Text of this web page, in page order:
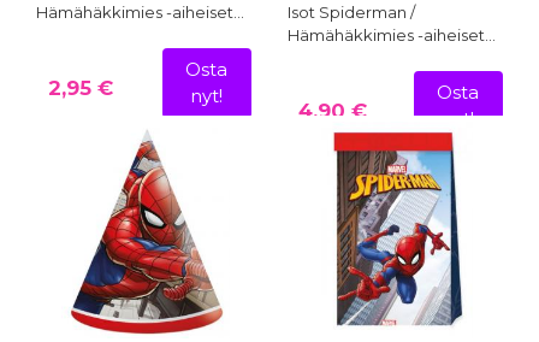
Hämähäkkimies -aiheiset…
2,95 €
Osta
nyt!
Isot Spiderman /
Hämähäkkimies -aiheiset…
4,90 €
Osta
nyt!